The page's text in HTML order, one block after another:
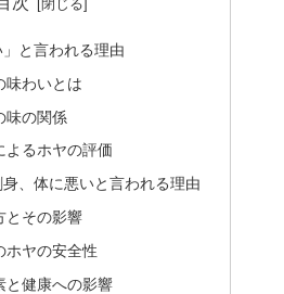
と言われる理由
味わいとは
味の関係
よるホヤの評価
、体に悪いと言われる理由
とその影響
ホヤの安全性
と健康への影響